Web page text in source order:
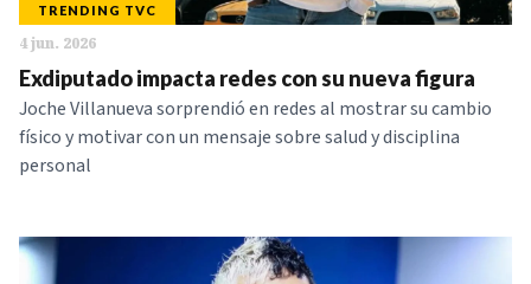
TRENDING TVC
4 jun. 2026
Exdiputado impacta redes con su nueva figura
Joche Villanueva sorprendió en redes al mostrar su cambio
físico y motivar con un mensaje sobre salud y disciplina
personal